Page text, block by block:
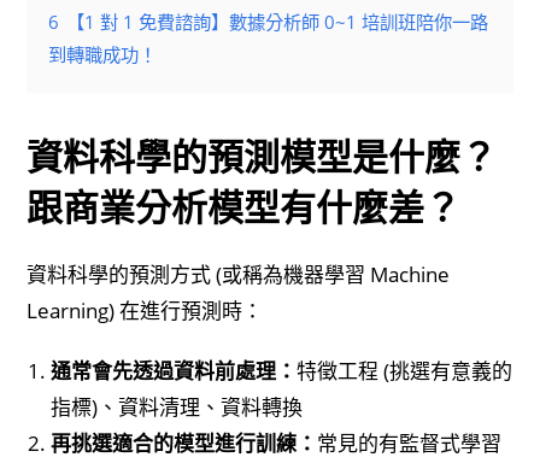
6
【1 對 1 免費諮詢】數據分析師 0~1 培訓班陪你一路
到轉職成功！
資料科學的預測模型是什麼？
跟商業分析模型有什麼差？
資料科學的預測方式 (或稱為機器學習 Machine
Learning) 在進行預測時：
通常會先透過資料前處理：特徵工程 (挑選有意義的
指標)、資料清理、資料轉換
再挑選適合的模型進行訓練： 常見的有監督式學習